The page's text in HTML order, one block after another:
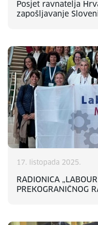
Posjet ravnatelja
zapošljavanje
17. listopada 2025.
RADIONICA
PREKOGRANIČNOG